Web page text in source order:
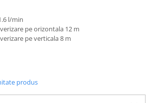
l/min
pe orizontala 12 m
pe verticala 8 m
produs